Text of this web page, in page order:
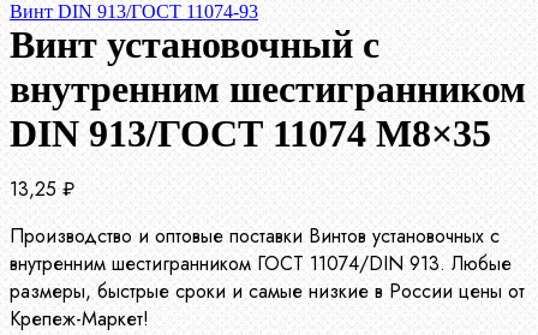
Винт DIN 913/ГОСТ 11074-93
Винт установочный с
внутренним шестигранником
DIN 913/ГОСТ 11074 М8×35
13,25 ₽
Производство и оптовые поставки Винтов установочных с
внутренним шестигранником ГОСТ 11074/DIN 913. Любые
размеры, быстрые сроки и самые низкие в России цены от
Крепеж-Маркет!